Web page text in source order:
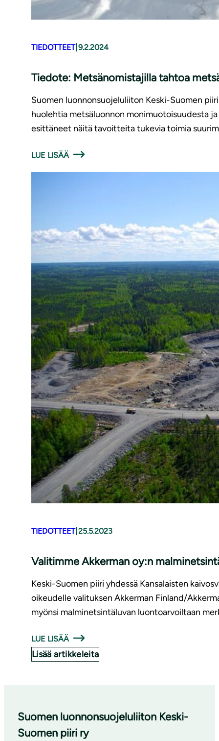
TIEDOTTEET| 9.2.2024
Tiedote: Met­sä­no­mis­ta­jil­la tahtoa
Suomen luonnonsuojeluliiton Keski-Suomen
huolehtia metsäluonnon monimuotoisuudesta
esittäneet näitä tavoitteita tukevia toimia
LUE LISÄÄ
TIEDOTTEET| 25.5.2023
Valitimme Akkerman oy:n
Keski-Suomen piiri yhdessä Kansalaisten
oikeudelle valituksen Akkerman Finland/
myönsi malminetsintäluvan luontoarvoiltaan
LUE LISÄÄ
Lisää artikkeleita
Suomen luonnonsuojeluliiton Keski-
Suomen piiri ry